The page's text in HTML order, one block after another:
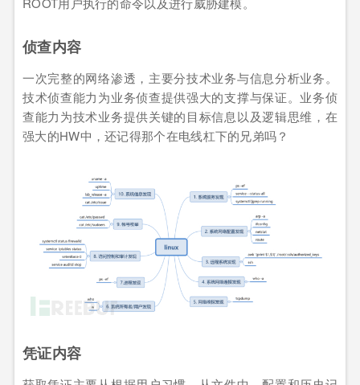
侦查内容
一次完整的网络渗透，主要分技术业务与信息分析业务。
技术侦查能力为业务侦查提供强大的支撑与保证。业务侦
查能力为技术业务提供关键的目标信息以及逻辑思维，在
强大的HW中，还记得那个在电线杠下的兄弟吗？
凭证内容